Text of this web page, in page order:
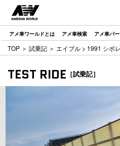
アメ車ワールドとは アメ車検索 アメ車パ
TOP ＞ 試乗記 ＞ エイブル > 1991 シボ
TEST RIDE ［試乗記］